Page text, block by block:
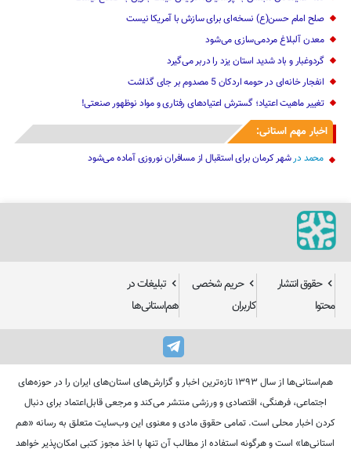
صلح امام حسن(ع) نسخه‌ای برای سازش با آمریکا نیست
معدن آلبلاغ مردمی‌سازی می‌شود
گردوغبار و باد شدید استان یزد را دربر می‌گیرد
انفجار خانه‌ای در حومه اردکان 5 مصدوم بر جای گذاشت
تغییر ماهیت ‌اعتیاد؛ گسترش اعتیادهای رفتاری و مواد نوظهور صنعتی!
اخبار مهم استانی:
محمد درشهر کرمان برای استقبال از مسافران نوروزی آماده می‌شود
حقوق انتشار
محتوا
حریم شخصی
کاربران
تبلیغات در
هم‌استانی‌ها
هم‌استانی‌ها از سال ۱۳۹۳ تازه‌ترین اخبار و گزارش‌های استان‌های ایران را در حوزه‌های
اجتماعی، فرهنگی، اقتصادی و ورزشی منتشر می‌کند و مرجعی قابل‌اعتماد برای دنبال
کردن اخبار محلی است. تمامی حقوق مادی و معنوی این وب‌سایت متعلق به رسانه «هم
استانی‌ها» است و هرگونه استفاده از مطالب آن تنها با اخذ مجوز کتبی امکان‌پذیر خواهد